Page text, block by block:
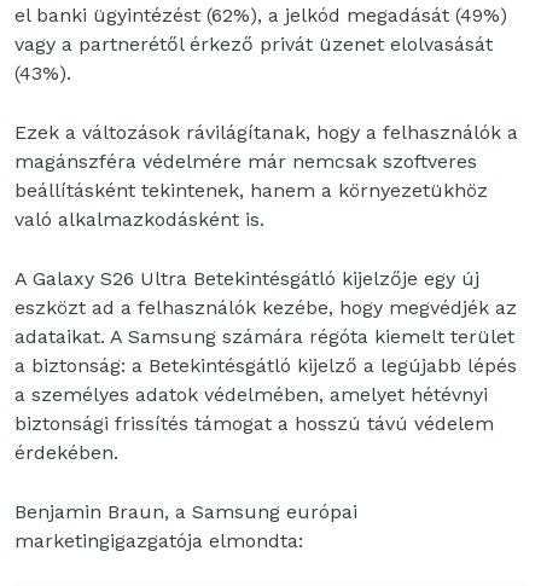
el banki ügyintézést (62%), a jelkód megadását (49%)
vagy a partnerétől érkező privát üzenet elolvasását
(43%).
Ezek a változások rávilágítanak, hogy a felhasználók a
magánszféra védelmére már nemcsak szoftveres
beállításként tekintenek, hanem a környezetükhöz
való alkalmazkodásként is.
A Galaxy S26 Ultra Betekintésgátló kijelzője egy új
eszközt ad a felhasználók kezébe, hogy megvédjék az
adataikat. A Samsung számára régóta kiemelt terület
a biztonság: a Betekintésgátló kijelző a legújabb lépés
a személyes adatok védelmében, amelyet hétévnyi
biztonsági frissítés támogat a hosszú távú védelem
érdekében.
Benjamin Braun, a Samsung európai
marketingigazgatója elmondta: